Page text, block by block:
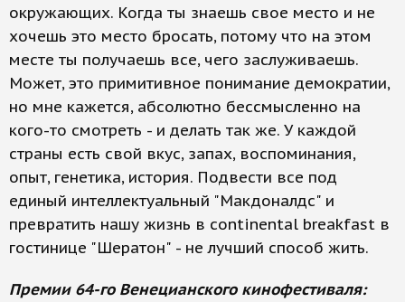
окружающих. Когда ты знаешь свое место и не
хочешь это место бросать, потому что на этом
месте ты получаешь все, чего заслуживаешь.
Может, это примитивное понимание демократии,
но мне кажется, абсолютно бессмысленно на
кого-то смотреть - и делать так же. У каждой
страны есть свой вкус, запах, воспоминания,
опыт, генетика, история. Подвести все под
единый интеллектуальный "Макдоналдс" и
превратить нашу жизнь в continental breakfast в
гостинице "Шератон" - не лучший способ жить.
Премии 64-го Венецианского кинофестиваля: